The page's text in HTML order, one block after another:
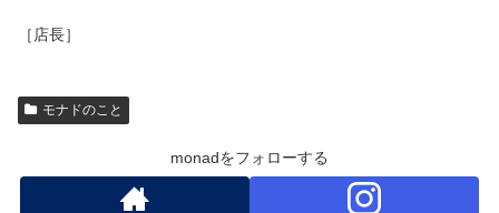
［店長］
モナドのこと
monadをフォローする